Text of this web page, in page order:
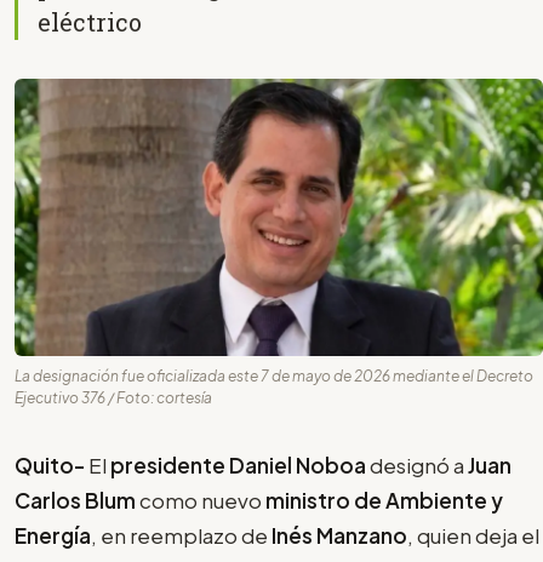
eléctrico
La designación fue oficializada este 7 de mayo de 2026 mediante el Decreto
Ejecutivo 376 / Foto: cortesía
Quito- El presidente Daniel Noboadesignó aJuan
Carlos Blumcomo nuevo ministro deAmbiente y
Energía, en reemplazo de Inés Manzano, quien deja el